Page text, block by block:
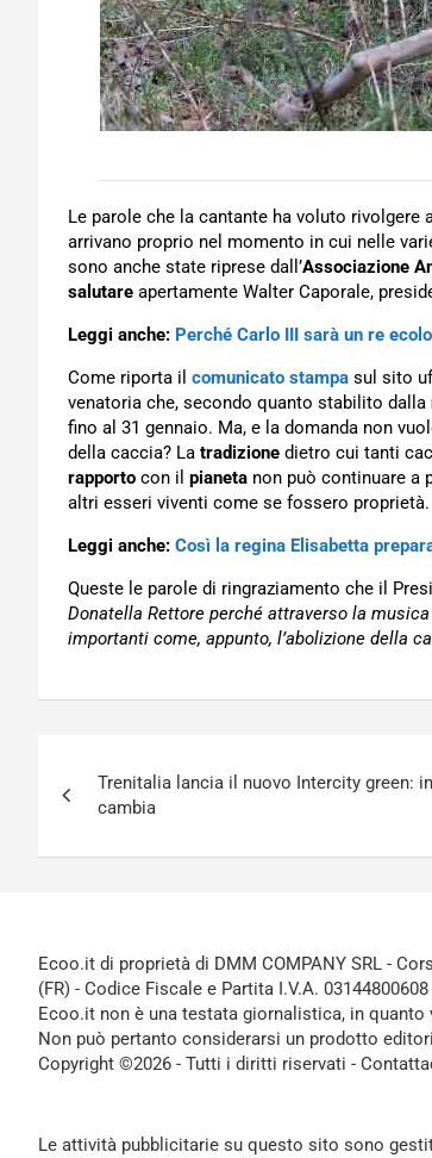
Le parole che la cantante ha voluto rivolgere
arrivano proprio nel momento in cui nelle
sono anche state riprese dall’Associazione
salutare apertamente Walter Caporale,
Leggi anche: Perché Carlo III sarà un re
Come riporta il comunicato stampa sul sito
venatoria che, secondo quanto stabilito dalla
fino al 31 gennaio. Ma, e la domanda non
della caccia? La tradizione dietro cui tanti
rapporto con il pianeta non può continuare a
altri esseri viventi come se fossero proprietà.
Leggi anche: Così la regina Elisabetta
Queste le parole di ringraziamento che il
Donatella Rettore perché attraverso la
importanti come, appunto, l’abolizione della
articoli
Trenitalia lancia il nuovo Intercity green:
cambia
Ecoo.it di proprietà di DMM COMPANY SRL -
(FR) - Codice Fiscale e Partita I.V.A. 03144800608
Ecoo.it non è una testata giornalistica, in
Non può pertanto considerarsi un prodotto
Copyright ©2026 - Tutti i diritti riservati -
Le attività pubblicitarie su questo sito sono